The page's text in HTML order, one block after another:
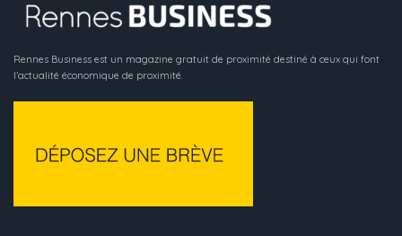
Rennes Business est un magazine gratuit de proximité destiné à ceux qui font
l’actualité économique de proximité.